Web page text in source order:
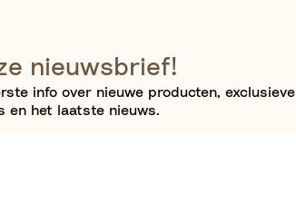
nieuwsbrief!
info over nieuwe producten, exclusieve
en het laatste nieuws.